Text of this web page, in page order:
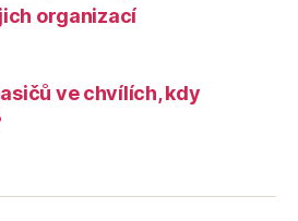
organizací
ve chvílích, kdy